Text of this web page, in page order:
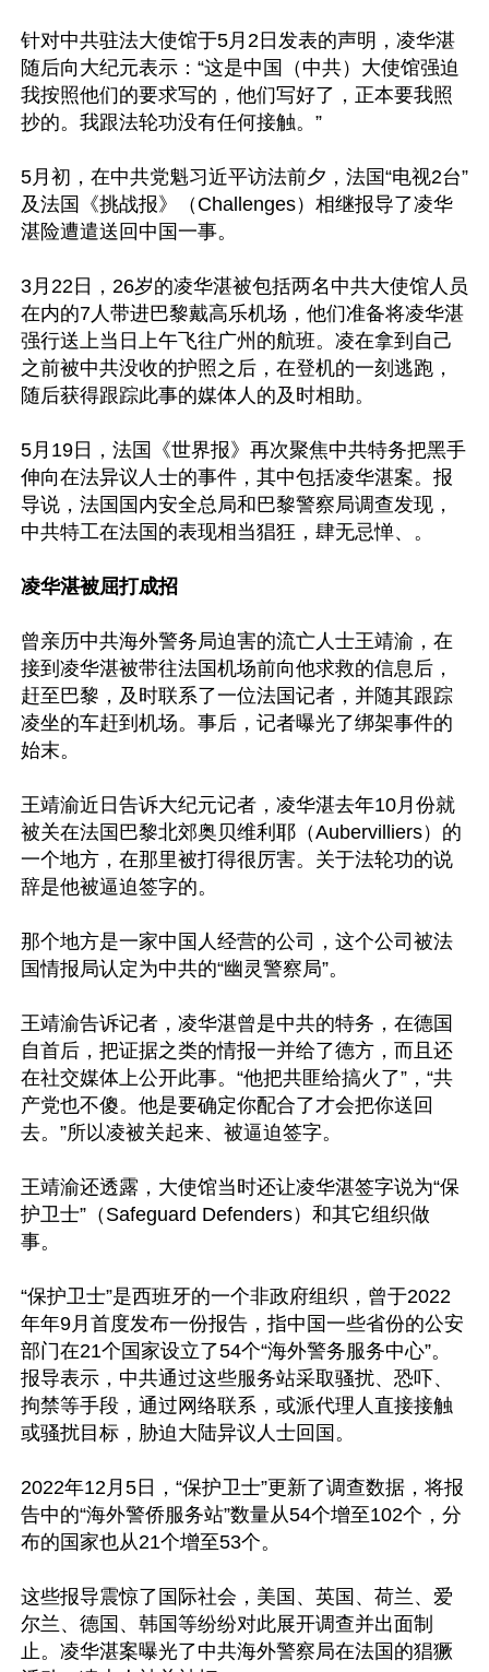
针对中共驻法大使馆于5月2日发表的声明，凌华湛
随后向大纪元表示：“这是中国（中共）大使馆强迫
我按照他们的要求写的，他们写好了，正本要我照
抄的。我跟法轮功没有任何接触。”
5月初，在中共党魁习近平访法前夕，法国“电视2台”
及法国《挑战报》（Challenges）相继报导了凌华
湛险遭遣送回中国一事。
3月22日，26岁的凌华湛被包括两名中共大使馆人员
在内的7人带进巴黎戴高乐机场，他们准备将凌华湛
强行送上当日上午飞往广州的航班。凌在拿到自己
之前被中共没收的护照之后，在登机的一刻逃跑，
随后获得跟踪此事的媒体人的及时相助。
5月19日，法国《世界报》再次聚焦中共特务把黑手
伸向在法异议人士的事件，其中包括凌华湛案。报
导说，法国国内安全总局和巴黎警察局调查发现，
中共特工在法国的表现相当猖狂，肆无忌惮、。
凌华湛被屈打成招
曾亲历中共海外警务局迫害的流亡人士王靖渝，在
接到凌华湛被带往法国机场前向他求救的信息后，
赶至巴黎，及时联系了一位法国记者，并随其跟踪
凌坐的车赶到机场。事后，记者曝光了绑架事件的
始末。
王靖渝近日告诉大纪元记者，凌华湛去年10月份就
被关在法国巴黎北郊奥贝维利耶（Aubervilliers）的
一个地方，在那里被打得很厉害。关于法轮功的说
辞是他被逼迫签字的。
那个地方是一家中国人经营的公司，这个公司被法
国情报局认定为中共的“幽灵警察局”。
王靖渝告诉记者，凌华湛曾是中共的特务，在德国
自首后，把证据之类的情报一并给了德方，而且还
在社交媒体上公开此事。“他把共匪给搞火了”，“共
产党也不傻。他是要确定你配合了才会把你送回
去。”所以凌被关起来、被逼迫签字。
王靖渝还透露，大使馆当时还让凌华湛签字说为“保
护卫士”（Safeguard Defenders）和其它组织做
事。
“保护卫士”是西班牙的一个非政府组织，曾于2022
年年9月首度发布一份报告，指中国一些省份的公安
部门在21个国家设立了54个“海外警务服务中心”。
报导表示，中共通过这些服务站采取骚扰、恐吓、
拘禁等手段，通过网络联系，或派代理人直接接触
或骚扰目标，胁迫大陆异议人士回国。
2022年12月5日，“保护卫士”更新了调查数据，将报
告中的“海外警侨服务站”数量从54个增至102个，分
布的国家也从21个增至53个。
这些报导震惊了国际社会，美国、英国、荷兰、爱
尔兰、德国、韩国等纷纷对此展开调查并出面制
止。凌华湛案曝光了中共海外警察局在法国的猖獗